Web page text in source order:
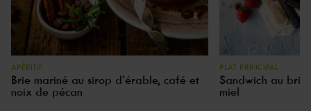
APÉRITIF
Brie mariné au sirop d’érable, café et
noix de pécan
PLAT PRINCIPAL
Sandwich au
miel